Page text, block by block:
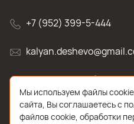
+7 (952) 399-5-444
г. Санкт-Петербург,
Мы используем файлы
сайта, Вы соглашаетесь с
файлов cookie, обработки